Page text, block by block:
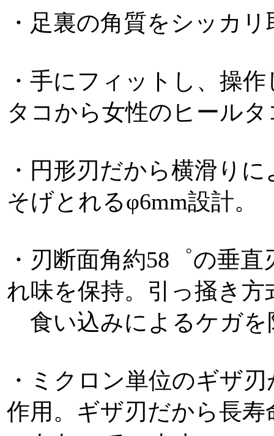
・足裏の角質をシッカ
・手にフィットし、操
タコから女性のヒール
・円形刃だから横滑り
そげとれるφ6mm設計。
・刃断面角約58゜の垂
れ味を保持。引っ掻き方
食い込みによるケガを
・ミクロン単位のギザ
作用。ギザ刃だから長